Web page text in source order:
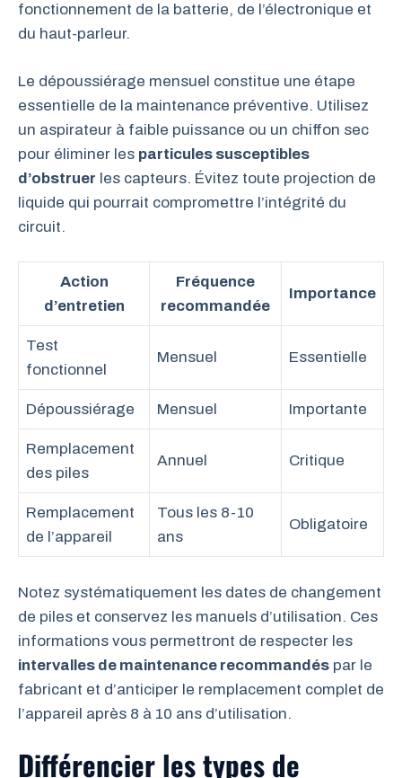
fonctionnement de la batterie, de l’électronique et
du haut-parleur.
Le dépoussiérage mensuel constitue une étape
essentielle de la maintenance préventive. Utilisez
un aspirateur à faible puissance ou un chiffon sec
pour éliminer les particules susceptibles
d’obstruer les capteurs. Évitez toute projection de
liquide qui pourrait compromettre l’intégrité du
circuit.
Action
d’entretien
Fréquence
recommandée
Importance
Test
fonctionnel
Mensuel Essentielle
Dépoussiérage Mensuel Importante
Remplacement
des piles
Annuel Critique
Remplacement
de l’appareil
Tous les 8-10
ans
Obligatoire
Notez systématiquement les dates de changement
de piles et conservez les manuels d’utilisation. Ces
informations vous permettront de respecter les
intervalles de maintenance recommandés par le
fabricant et d’anticiper le remplacement complet de
l’appareil après 8 à 10 ans d’utilisation.
Différencier les types de